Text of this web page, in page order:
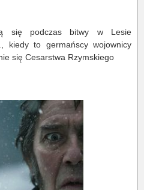
się podczas bitwy w Lesie
kiedy to germańscy wojownicy
się Cesarstwa Rzymskiego